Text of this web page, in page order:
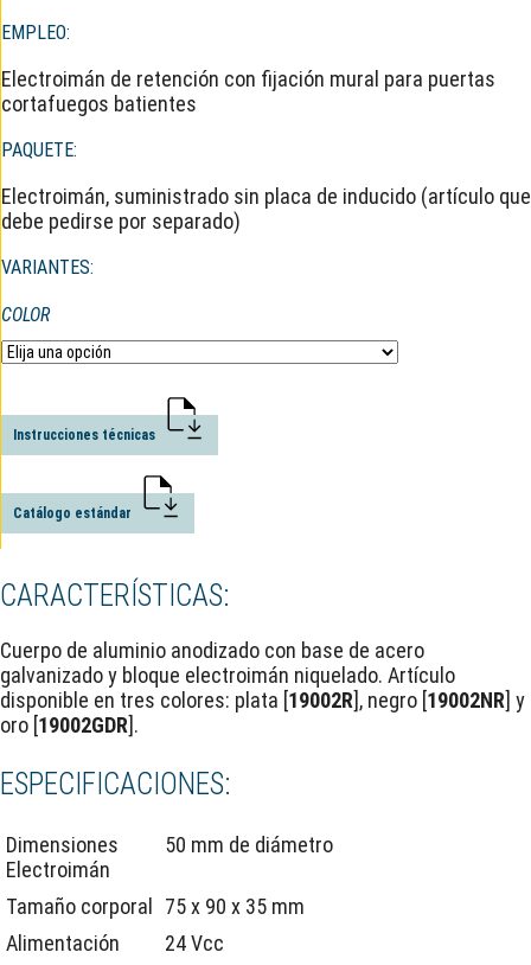
EMPLEO:
Electroimán de retención con fijación mural para puertas
cortafuegos batientes
PAQUETE:
Electroimán, suministrado sin placa de inducido (artículo que
debe pedirse por separado)
VARIANTES:
COLOR
Instrucciones técnicas
Catálogo estándar
CARACTERÍSTICAS:
Cuerpo de aluminio anodizado con base de acero
galvanizado y bloque electroimán niquelado. Artículo
disponible en tres colores: plata [19002R], negro [19002NR] y
oro [19002GDR].
ESPECIFICACIONES:
Dimensiones
Electroimán
50 mm de diámetro
Tamaño corporal 75 x 90 x 35 mm
Alimentación
24 Vcc